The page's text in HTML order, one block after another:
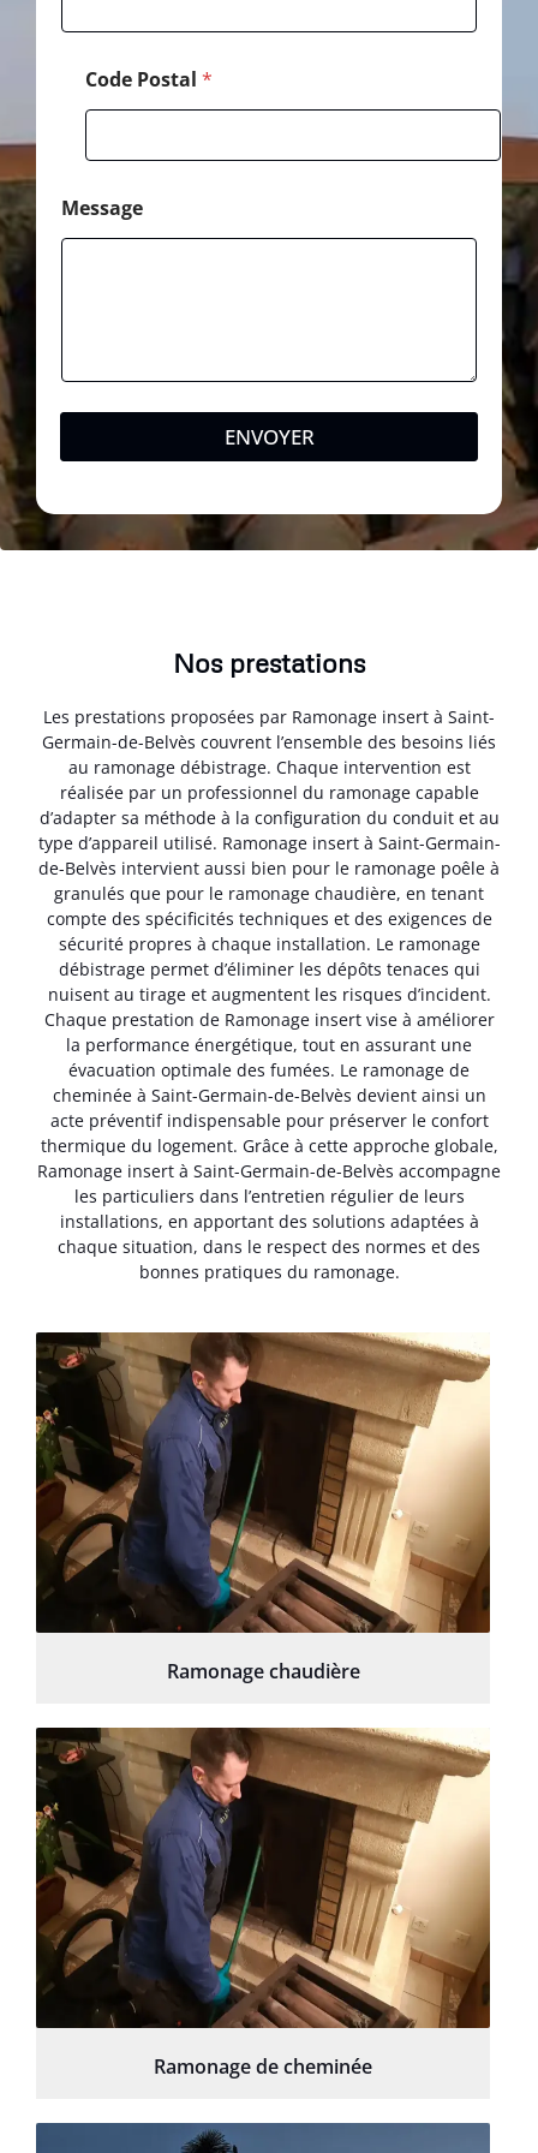
Code Postal *
Message
ENVOYER
Nos prestations
Les prestations proposées par Ramonage insert à Saint-
Germain-de-Belvès couvrent l’ensemble des besoins liés
au ramonage débistrage. Chaque intervention est
réalisée par un professionnel du ramonage capable
d’adapter sa méthode à la configuration du conduit et au
type d’appareil utilisé. Ramonage insert à Saint-Germain-
de-Belvès intervient aussi bien pour le ramonage poêle à
granulés que pour le ramonage chaudière, en tenant
compte des spécificités techniques et des exigences de
sécurité propres à chaque installation. Le ramonage
débistrage permet d’éliminer les dépôts tenaces qui
nuisent au tirage et augmentent les risques d’incident.
Chaque prestation de Ramonage insert vise à améliorer
la performance énergétique, tout en assurant une
évacuation optimale des fumées. Le ramonage de
cheminée à Saint-Germain-de-Belvès devient ainsi un
acte préventif indispensable pour préserver le confort
thermique du logement. Grâce à cette approche globale,
Ramonage insert à Saint-Germain-de-Belvès accompagne
les particuliers dans l’entretien régulier de leurs
installations, en apportant des solutions adaptées à
chaque situation, dans le respect des normes et des
bonnes pratiques du ramonage.
Ramonage chaudière
Ramonage de cheminée